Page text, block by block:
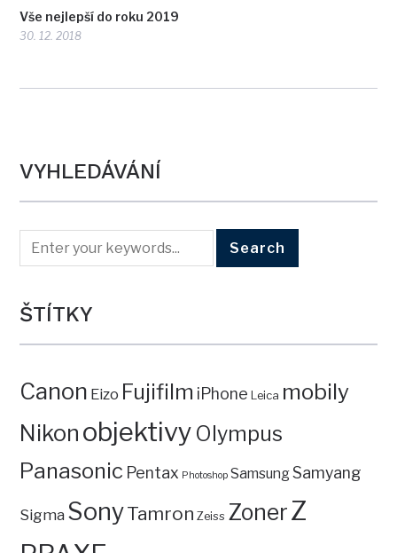
Vše nejlepší do roku 2019
30. 12. 2018
VYHLEDÁVÁNÍ
ŠTÍTKY
Canon Eizo Fujifilm iPhone Leica mobily
Nikon objektivy Olympus
Panasonic Pentax Photoshop SamsungSamyang
Sigma SonyTamron Zeiss ZonerZ